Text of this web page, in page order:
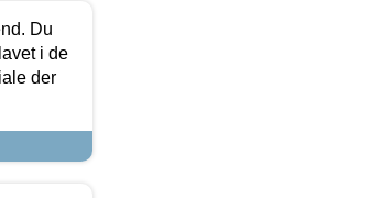
Du
i de
der